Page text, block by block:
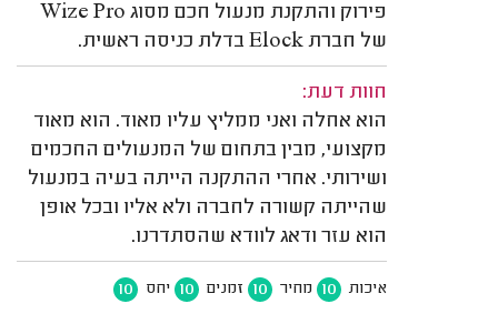
פירוק והתקנת מנעול חכם מסוג Wize Pro
של חברת Elock בדלת כניסה ראשית.
חוות דעת:
הוא אחלה ואני ממליץ עליו מאוד. הוא מאוד
מקצועי, מבין בתחום של המנעולים החכמים
ושירותי. אחרי ההתקנה הייתה בעיה במנעול
שהייתה קשורה לחברה ולא אליו ובכל אופן
הוא עזר ודאג לוודא שהסתדרנו.
איכות 10 מחיר 10 זמנים 10 יחס 10